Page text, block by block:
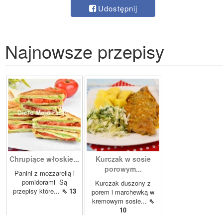
Udostępnij
Najnowsze przepisy
Chrupiące włoskie...
Panini z mozzarellą i
pomidorami Są
przepisy które... ⇖ 13
Kurczak w sosie
porowym...
Kurczak duszony z
porem i marchewką w
kremowym sosie... ⇖
10